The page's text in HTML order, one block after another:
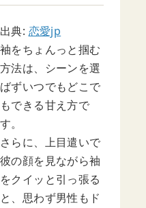
出典: 恋愛jp
袖をちょんっと掴む
方法は、シーンを選
ばずいつでもどこで
もできる甘え方で
す。
さらに、上目遣いで
彼の顔を見ながら袖
をクイッと引っ張る
と、思わず男性もド